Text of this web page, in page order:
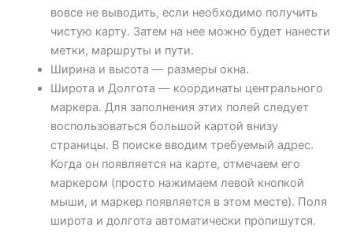
вовсе не выводить, если необходимо получить
чистую карту. Затем на нее можно будет нанести
метки, маршруты и пути.
Ширина и высота — размеры окна.
Широта и Долгота — координаты центрального
маркера. Для заполнения этих полей следует
воспользоваться большой картой внизу
страницы. В поиске вводим требуемый адрес.
Когда он появляется на карте, отмечаем его
маркером (просто нажимаем левой кнопкой
мыши, и маркер появляется в этом месте). Поля
широта и долгота автоматически пропишутся.